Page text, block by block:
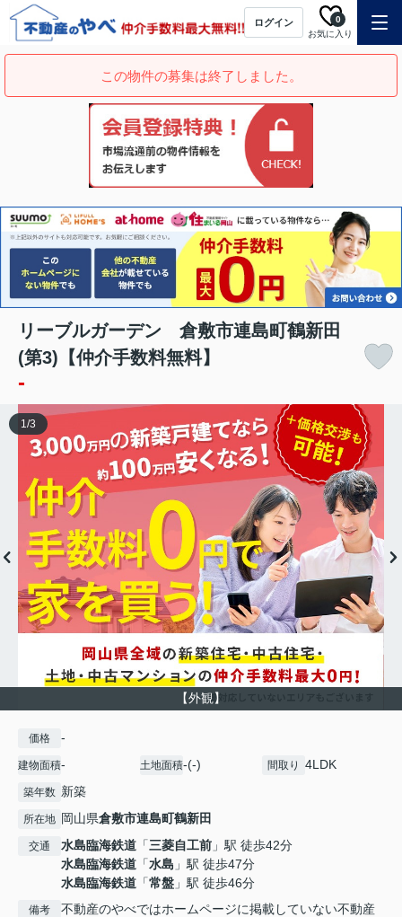
ログイン
お気に入り
0
この物件の募集は終了しました。
リーブルガーデン 倉敷市連島町鶴新田
(第3)【仲介手数料無料】
-
【外観】
1/3
価格 -
建物面積- 土地面積-(-) 間取り 4LDK
築年数 新築
所在地 岡山県倉敷市連島町鶴新田
交通 水島臨海鉄道 「三菱自工前 」駅 徒歩42分
水島臨海鉄道 「水島 」駅 徒歩47分
水島臨海鉄道 「常盤 」駅 徒歩46分
備考
不動産のやべではホームページに掲載していない不動産